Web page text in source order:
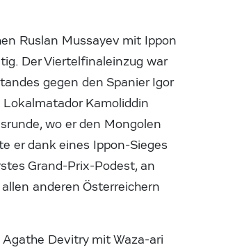
Ruslan Mussayev mit Ippon
Der Viertelfinaleinzug war
gegen den Spanier Igor
Kamoliddin
wo er den Mongolen
er dank eines Ippon-Sieges
Grand-Prix-Podest, an
anderen Österreichern
Devitry mit Waza-ari